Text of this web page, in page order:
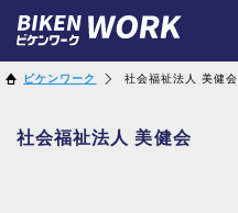
ビケンワーク 社会福祉法人 美健会
社会福祉法人 美健会